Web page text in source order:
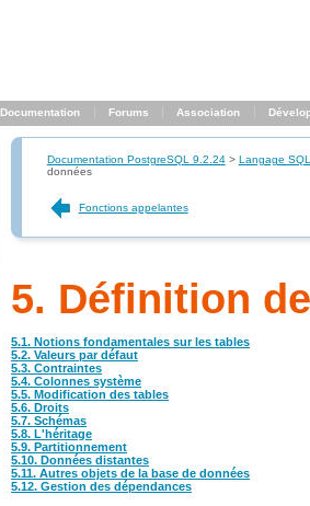
Documentation Forums Association
Documentation PostgreSQL 9.2.24> Langage SQL
données
Fonctions appelantes
5. Définition
5.1. Notions fondamentales sur les tables
5.2. Valeurs par défaut
5.3. Contraintes
5.4. Colonnes système
5.5. Modification des tables
5.6. Droits
5.7. Schémas
5.8. L'héritage
5.9. Partitionnement
5.10. Données distantes
5.11. Autres objets de la base de données
5.12. Gestion des dépendances